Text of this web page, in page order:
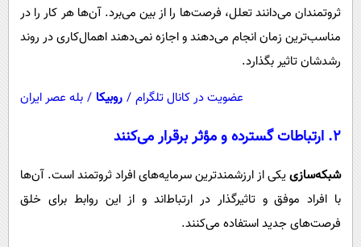
ثروتمندان می‌دانند تعلل، فرصت‌ها را از بین می‌برد. آن‌ها هر کار را در
مناسب‌ترین زمان انجام می‌دهند و اجازه نمی‌دهند اهمال‌کاری در روند
رشدشان تاثیر بگذارد.
عضویت در کانال تلگرام / روبیکا / بله عصر ایران
۲. ارتباطات گسترده و مؤثر برقرار می‌کنند
شبکه‌سازییکی از ارزشمندترین سرمایه‌های افراد ثروتمند است. آن‌ها
با افراد موفق و تاثیرگذار در ارتباط‌اند و از این روابط برای خلق
فرصت‌های جدید استفاده می‌کنند.